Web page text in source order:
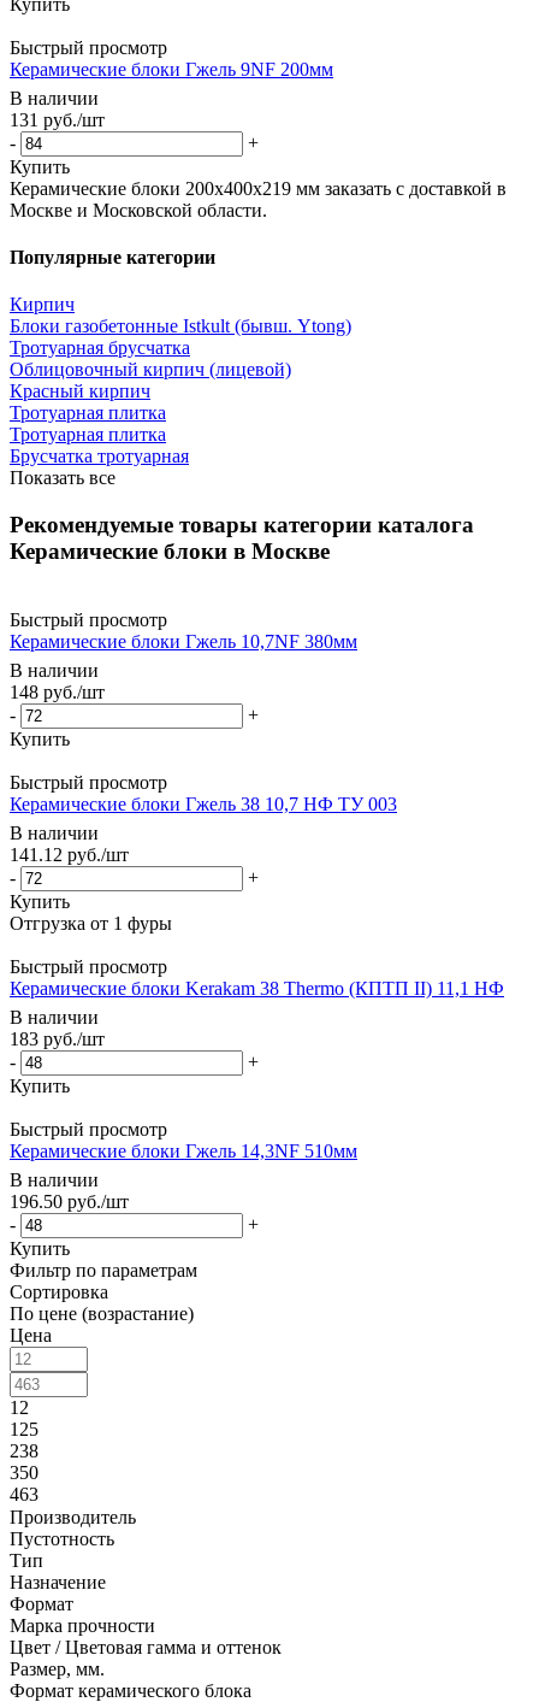
Быстрый просмотр
Керамические блоки Гжель 9NF 200мм
В наличии
131 руб./шт
-
+
Купить
Керамические блоки 200х400х219 мм заказать с доставкой в
Москве и Московской области.
Популярные категории
Кирпич
Блоки газобетонные Istkult (бывш. Ytong)
Тротуарная брусчатка
Облицовочный кирпич (лицевой)
Красный кирпич
Тротуарная плитка
Тротуарная плитка
Брусчатка тротуарная
Показать все
Рекомендуемые товары категории каталога
Керамические блоки в Москве
Быстрый просмотр
Керамические блоки Гжель 10,7NF 380мм
В наличии
148 руб./шт
-
+
Купить
Быстрый просмотр
Керамические блоки Гжель 38 10,7 НФ ТУ 003
В наличии
141.12 руб./шт
-
+
Купить
Быстрый просмотр
Керамические блоки Kerakam 38 Thermo (КПТП II) 11,1 НФ
В наличии
183 руб./шт
-
+
Купить
Быстрый просмотр
Керамические блоки Гжель 14,3NF 510мм
В наличии
196.50 руб./шт
-
+
Купить
Фильтр по параметрам
Сортировка
По цене (возрастание)
Цена
12
125
238
350
463
Производитель
Пустотность
Тип
Назначение
Формат
Марка прочности
Цвет / Цветовая гамма и оттенок
Размер, мм.
Формат керамического блока